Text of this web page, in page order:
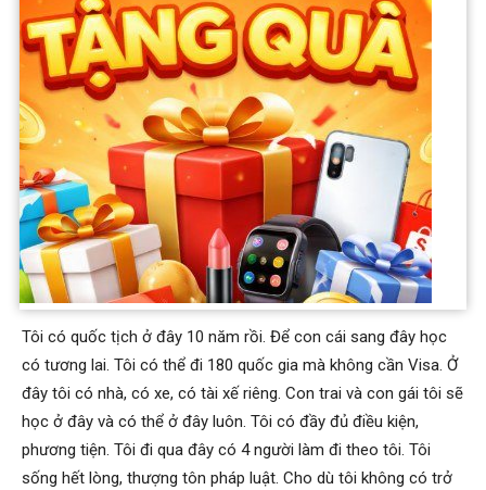
Xa quê hương và đến Châu Âu sinh sống, bà Phương Hằng
cũng có những nỗi lòng thầm kín. Nói trên livestream, nữ đại
gia chia sẻ: “Tôi đi như thế này như 1 sự giải thoát. Buồn lắm
nha quý vị, mỗi khi đêm xuống, nước mắt tôi 2 hàng. Nhớ nhà,
nhớ mọi người. Nhưng mà mọi người không thương tôi, ăn
hiế.p tôi quá. Tôi đã làm hết những gì có thể, đau khổ một
mình tôi. Tôi chịu hết. Tôi rời đi tôi buồn lắm. Thời gian trở lại
thì tôi chưa hứa. Không thương nhưng đừng ăn hiế.p tôi, hãy
để tôi làm người công dân tốt, đóng góp cho xã hội, giúp đỡ
người nghèo”.
Tôi có quốc tịch ở đây 10 năm rồi. Để con cái sang đây học
có tương lai. Tôi có thể đi 180 quốc gia mà không cần Visa. Ở
đây tôi có nhà, có xe, có tài xế riêng. Con trai và con gái tôi sẽ
học ở đây và có thể ở đây luôn. Tôi có đầy đủ điều kiện,
phương tiện. Tôi đi qua đây có 4 người làm đi theo tôi. Tôi
sống hết lòng, thượng tôn pháp luật. Cho dù tôi không có trở